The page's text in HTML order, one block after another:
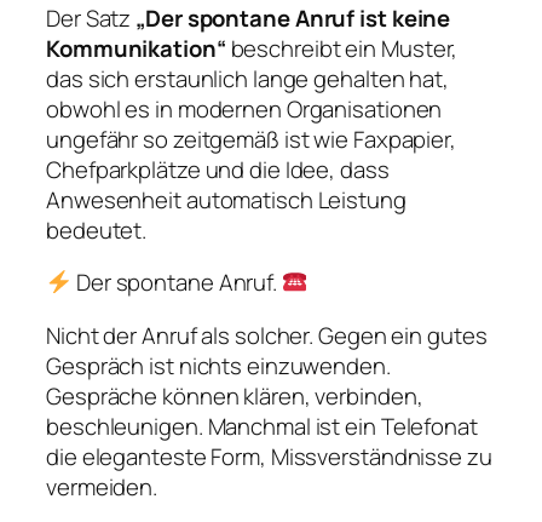
Der Satz „Der spontane Anruf ist keine
Kommunikation“ beschreibt ein Muster,
das sich erstaunlich lange gehalten hat,
obwohl es in modernen Organisationen
ungefähr so zeitgemäß ist wie Faxpapier,
Chefparkplätze und die Idee, dass
Anwesenheit automatisch Leistung
bedeutet.
Der spontane Anruf.
Nicht der Anruf als solcher. Gegen ein gutes
Gespräch ist nichts einzuwenden.
Gespräche können klären, verbinden,
beschleunigen. Manchmal ist ein Telefonat
die eleganteste Form, Missverständnisse zu
vermeiden.